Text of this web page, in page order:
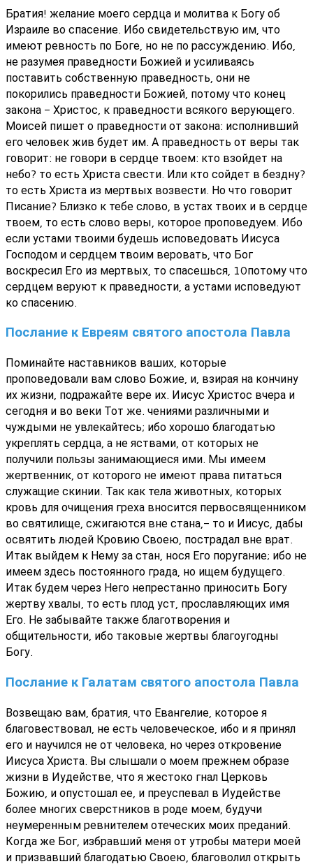
Братия! желание моего сердца и молитва к Богу об
Израиле во спасение. Ибо свидетельствую им, что
имеют ревность по Боге, но не по рассуждению. Ибо,
не разумея праведности Божией и усиливаясь
поставить собственную праведность, они не
покорились праведности Божией, потому что конец
закона - Христос, к праведности всякого верующего.
Моисей пишет о праведности от закона: исполнивший
его человек жив будет им. А праведность от веры так
говорит: не говори в сердце твоем: кто взойдет на
небо? то есть Христа свести. Или кто сойдет в бездну?
то есть Христа из мертвых возвести. Но что говорит
Писание? Близко к тебе слово, в устах твоих и в сердце
твоем, то есть слово веры, которое проповедуем. Ибо
если устами твоими будешь исповедовать Иисуса
Господом и сердцем твоим веровать, что Бог
воскресил Его из мертвых, то спасешься, 10потому что
сердцем веруют к праведности, а устами исповедуют
ко спасению.
Послание к Евреям святого апостола Павла
Поминайте наставников ваших, которые
проповедовали вам слово Божие, и, взирая на кончину
их жизни, подражайте вере их. Иисус Христос вчера и
сегодня и во веки Тот же. чениями различными и
чуждыми не увлекайтесь; ибо хорошо благодатью
укреплять сердца, а не яствами, от которых не
получили пользы занимающиеся ими. Мы имеем
жертвенник, от которого не имеют права питаться
служащие скинии. Так как тела животных, которых
кровь для очищения греха вносится первосвященником
во святилище, сжигаются вне стана,- то и Иисус, дабы
освятить людей Кровию Своею, пострадал вне врат.
Итак выйдем к Нему за стан, нося Его поругание; ибо не
имеем здесь постоянного града, но ищем будущего.
Итак будем через Него непрестанно приносить Богу
жертву хвалы, то есть плод уст, прославляющих имя
Его. Не забывайте также благотворения и
общительности, ибо таковые жертвы благоугодны
Богу.
Послание к Галатам святого апостола Павла
Возвещаю вам, братия, что Евангелие, которое я
благовествовал, не есть человеческое, ибо и я принял
его и научился не от человека, но через откровение
Иисуса Христа. Вы слышали о моем прежнем образе
жизни в Иудействе, что я жестоко гнал Церковь
Божию, и опустошал ее, и преуспевал в Иудействе
более многих сверстников в роде моем, будучи
неумеренным ревнителем отеческих моих преданий.
Когда же Бог, избравший меня от утробы матери моей
и призвавший благодатью Своею, благоволил открыть